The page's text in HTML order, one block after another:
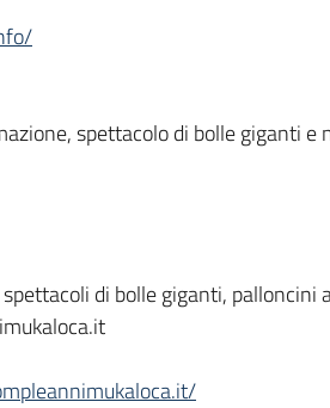
spettacolo di bolle giganti
di bolle giganti, palloncini